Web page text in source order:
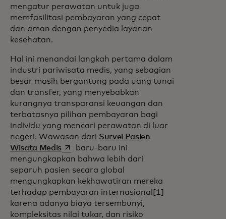
mengatur perawatan untuk juga
memfasilitasi pembayaran yang cepat
dan aman dengan penyedia layanan
kesehatan.
Hal ini menandai langkah pertama dalam
industri pariwisata medis, yang sebagian
besar masih bergantung pada uang tunai
dan transfer, yang menyebabkan
kurangnya transparansi keuangan dan
terbatasnya pilihan pembayaran bagi
individu yang mencari perawatan di luar
negeri. Wawasan dari Survei Pasien
Wisata Medisopens in a new tab
baru-baru ini
mengungkapkan bahwa lebih dari
separuh pasien secara global
mengungkapkan kekhawatiran mereka
terhadap pembayaran internasional[1]
karena adanya biaya tersembunyi,
kompleksitas nilai tukar, dan risiko